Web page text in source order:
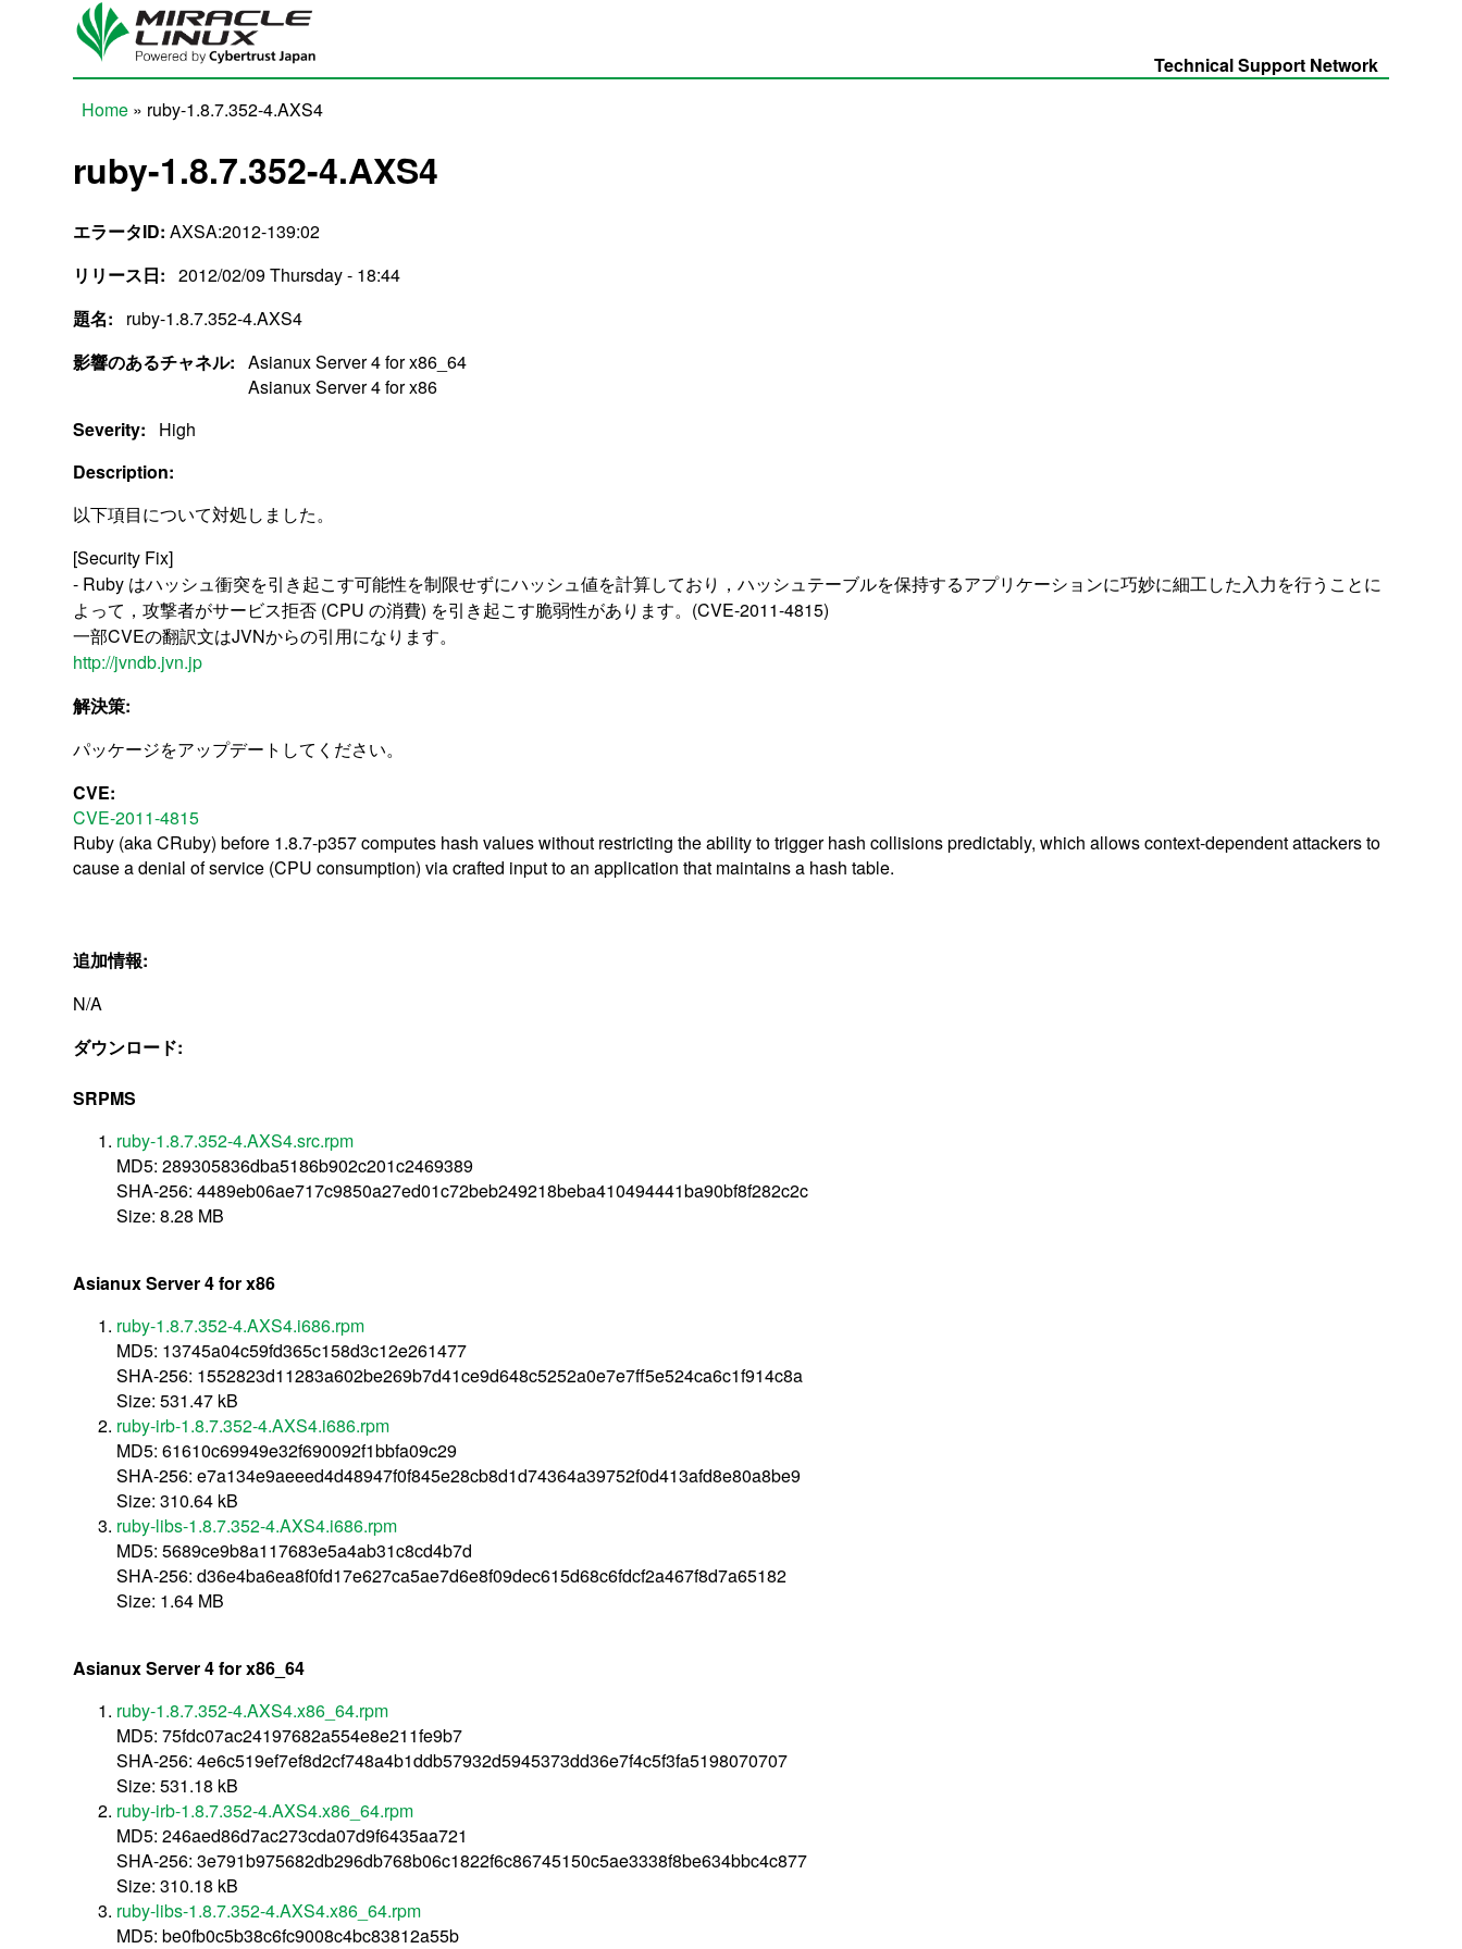
Skip to main content
Technical Support Network
Home » ruby-1.8.7.352-4.AXS4
ruby-1.8.7.352-4.AXS4
エラータID: AXSA:2012-139:02
リリース日: 2012/02/09 Thursday - 18:44
題名:
ruby-1.8.7.352-4.AXS4
影響のあるチャネル: Asianux Server 4 for x86_64
Asianux Server 4 for x86
Severity:
High
Description:
以下項目について対処しました。
[Security Fix]
- Ruby はハッシュ衝突を引き起こす可能性を制限せずにハッシュ値を計算しており，ハッシュテーブルを保持するアプリケーションに巧妙に細工した入力を行うことに
よって，攻撃者がサービス拒否 (CPU の消費) を引き起こす脆弱性があります。(CVE-2011-4815)
一部CVEの翻訳文はJVNからの引用になります。
http://jvndb.jvn.jp
解決策:
パッケージをアップデートしてください。
CVE:
CVE-2011-4815
Ruby (aka CRuby) before 1.8.7-p357 computes hash values without restricting the ability to trigger hash collisions predictably, which allows context-dependent attackers to
cause a denial of service (CPU consumption) via crafted input to an application that maintains a hash table.
追加情報:
N/A
ダウンロード:
SRPMS
ruby-1.8.7.352-4.AXS4.src.rpm
MD5: 289305836dba5186b902c201c2469389
SHA-256: 4489eb06ae717c9850a27ed01c72beb249218beba410494441ba90bf8f282c2c
Size: 8.28 MB
Asianux Server 4 for x86
ruby-1.8.7.352-4.AXS4.i686.rpm
MD5: 13745a04c59fd365c158d3c12e261477
SHA-256: 1552823d11283a602be269b7d41ce9d648c5252a0e7e7ff5e524ca6c1f914c8a
Size: 531.47 kB
ruby-irb-1.8.7.352-4.AXS4.i686.rpm
MD5: 61610c69949e32f690092f1bbfa09c29
SHA-256: e7a134e9aeeed4d48947f0f845e28cb8d1d74364a39752f0d413afd8e80a8be9
Size: 310.64 kB
ruby-libs-1.8.7.352-4.AXS4.i686.rpm
MD5: 5689ce9b8a117683e5a4ab31c8cd4b7d
SHA-256: d36e4ba6ea8f0fd17e627ca5ae7d6e8f09dec615d68c6fdcf2a467f8d7a65182
Size: 1.64 MB
Asianux Server 4 for x86_64
ruby-1.8.7.352-4.AXS4.x86_64.rpm
MD5: 75fdc07ac24197682a554e8e211fe9b7
SHA-256: 4e6c519ef7ef8d2cf748a4b1ddb57932d5945373dd36e7f4c5f3fa5198070707
Size: 531.18 kB
ruby-irb-1.8.7.352-4.AXS4.x86_64.rpm
MD5: 246aed86d7ac273cda07d9f6435aa721
SHA-256: 3e791b975682db296db768b06c1822f6c86745150c5ae3338f8be634bbc4c877
Size: 310.18 kB
ruby-libs-1.8.7.352-4.AXS4.x86_64.rpm
MD5: be0fb0c5b38c6fc9008c4bc83812a55b